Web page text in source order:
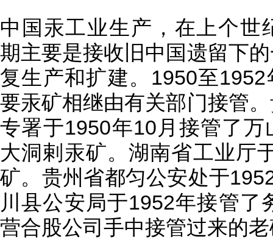
中国汞工业生产，在上个世
期主要是接收旧中国遗留下
复生产和扩建。1950至
要汞矿相继由有关部门接管
专署于1950年10月接管了
大洞剌汞矿。湖南省工业厅
矿。贵州省都匀公安处于
川县公安局于1952年接管
营合股公司手中接管过来的